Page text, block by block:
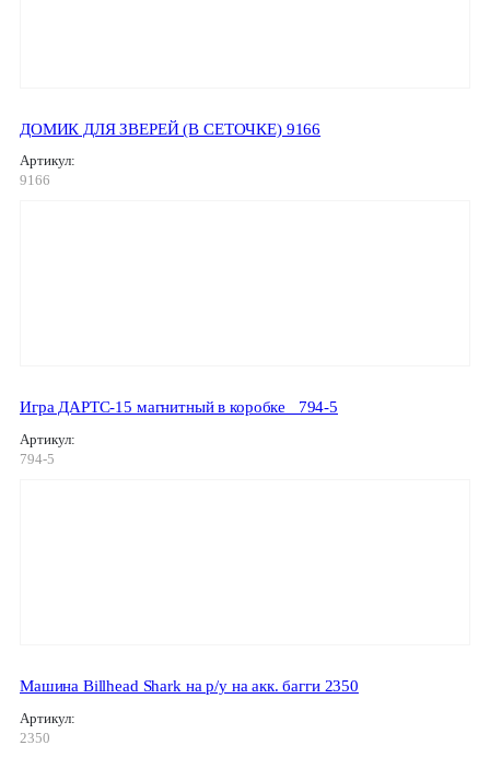
ДОМИК ДЛЯ ЗВЕРЕЙ (В СЕТОЧКЕ) 9166
Артикул:
9166
Игра ДАРТС-15 магнитный в коробке _794-5
Артикул:
794-5
Машина Billhead Shark на р/у на акк. багги 2350
Артикул:
2350